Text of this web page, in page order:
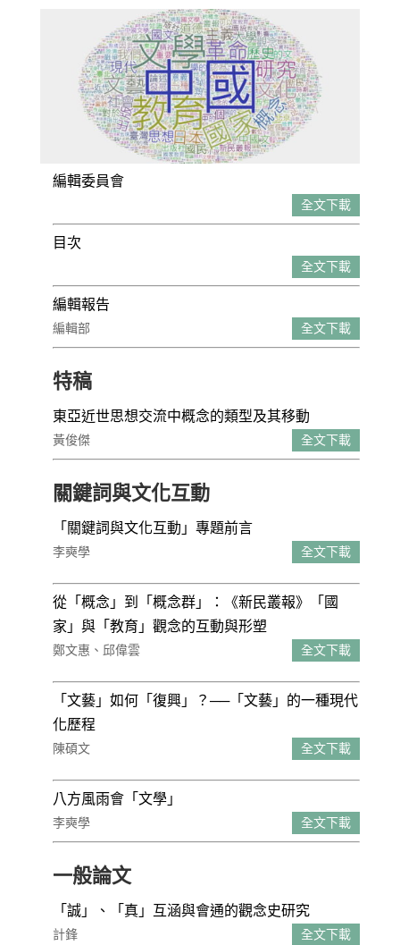
編輯委員會
全文下載
目次
全文下載
編輯報告
編輯部 全文下載
特稿
東亞近世思想交流中概念的類型及其移動
黃俊傑 全文下載
關鍵詞與文化互動
「關鍵詞與文化互動」專題前言
李奭學 全文下載
從「概念」到「概念群」：《新民叢報》「國
家」與「教育」觀念的互動與形塑
鄭文惠、邱偉雲 全文下載
「文藝」如何「復興」？──「文藝」的一種現代
化歷程
陳碩文 全文下載
八方風雨會「文學」
李奭學 全文下載
一般論文
「誠」、「真」互涵與會通的觀念史研究
計鋒 全文下載